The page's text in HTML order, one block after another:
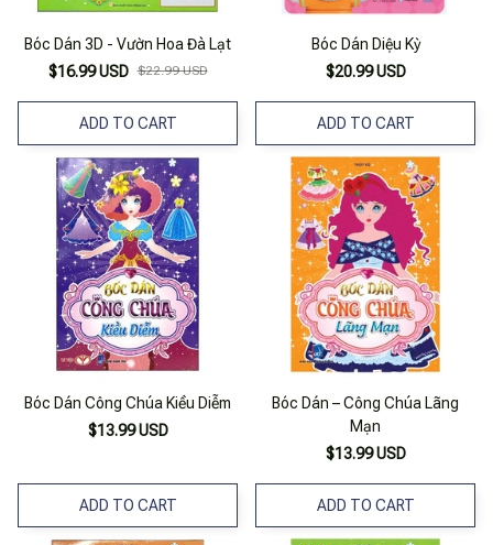
Bóc Dán 3D - Vườn Hoa Đà Lạt
$16.99 USD $22.99 USD
ADD TO CART
Bóc Dán Diệu Kỳ
$20.99 USD
ADD TO CART
Bóc Dán Công Chúa Kiều Diễm
$13.99 USD
ADD TO CART
Bóc Dán – Công Chúa Lãng
Mạn
$13.99 USD
ADD TO CART